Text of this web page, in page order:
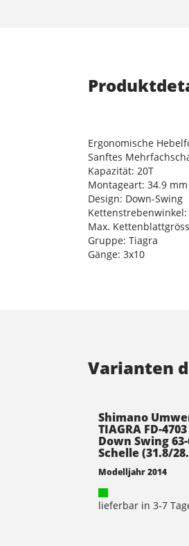
Ergonomische
Sanftes
Kapazität: 20T
Montageart: 34.9 mm
Design: Down-Swing
Kettenstrebenwinkel:
Max.
Gruppe: Tiagra
Gänge: 3x10
Varianten
Shimano
TIAGRA FD-
Down Swing 63-
Schelle (31.8/
Modelljahr 2014
lieferbar in 3-7